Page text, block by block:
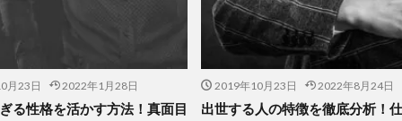
月23日 2022年1月28日
る性格を活かす方法！真面目
2019年10月23日 2022年8月24日
出世する人の特徴を徹底分析！